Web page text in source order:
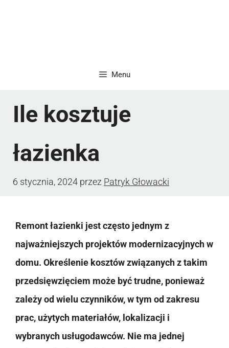
Menu
Ile kosztuje
łazienka
6 stycznia, 2024 przez Patryk Głowacki
Remont łazienki jest często jednym z
najważniejszych projektów modernizacyjnych w
domu. Określenie kosztów związanych z takim
przedsięwzięciem może być trudne, ponieważ
zależy od wielu czynników, w tym od zakresu
prac, użytych materiałów, lokalizacji i
wybranych usługodawców. Nie ma jednej